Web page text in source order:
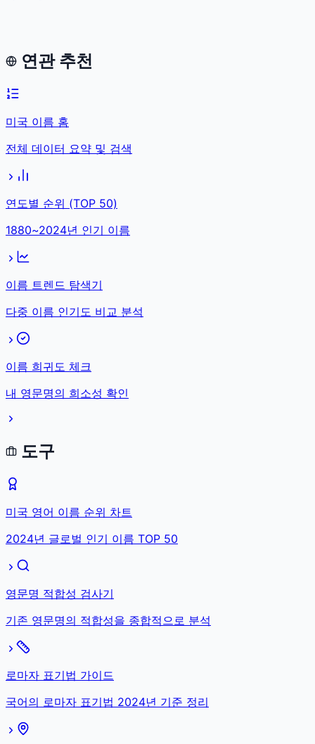
연관 추천
미국 이름 홈
전체 데이터 요약 및 검색
연도별 순위 (TOP 50)
1880~2024년 인기 이름
이름 트렌드 탐색기
다중 이름 인기도 비교 분석
이름 희귀도 체크
내 영문명의 희소성 확인
도구
미국 영어 이름 순위 차트
2024년 글로벌 인기 이름 TOP 50
영문명 적합성 검사기
기존 영문명의 적합성을 종합적으로 분석
로마자 표기법 가이드
국어의 로마자 표기법 2024년 기준 정리